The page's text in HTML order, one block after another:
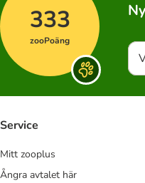
333
zooPoäng
Service
Mitt zooplus
Ångra avtalet här